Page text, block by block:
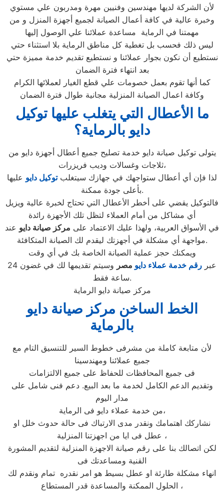
لأن الشركة لديها مهندسين وفنيين مهرة ومدربون علي مستوي
وخبرة عالية في كافة أعمال الصيانة لجميع أجهزة المنزل و من
مهمتنا في الرماية مساعدة عملائنا علي الوصول إليها
ليس ذلك فحسب بل تغطية كل مناطق الرماية بلا استثناء حتي
نستطيع أن نكون بجوار عملائنا و نستطيع تقديم خدمة مميزة حتي
بعد انتهاء فترة الضمان
كما أنها تقوم بعمل خصومات علي قطع الغيار لعملائها الكرام
وكافة اعمال الصيانة المنزلية مجانية طوال فترة الضمان
ما الأعطال التي يتغلب عليها توكيل
دايو بالرماية؟
يتولى توكيل صيانة دايو خدمة تصليح جميع أعطال أجهزة دايو من
ثلاجات وغسالات وديب فريزرات،
لذا فإن أي أعطال ستواجهك في جهازك سيتغلبتوكيل دايو عليها
بأعلى جودة ممكنة.
فالتوكيل يقضي على أخطر الأعطال التي تحتاج لخبرة عالية ويزيل
أي مشاكل من أمام العملاء لتظل تلك الأجهزة رائدة
في الأسواق العربية، ولهذا عليك الاعتماد على مركز صيانة دايو عند
مواجهة أي مشكلة في أجهزتك ليقدم لك الصيانة المتكافئة.
ويمكنك حجز عملية الصيانة الخاصة بك في أي وقت
عبر رقم خدمة عملاء دايو مصر
وسيتم تقديمها لك في غضون 24
ساعة فقط.
مركز صيانة دايو الرماية
الخط الساخن مركز صيانة دايو
بالرماية
لأن متابعة كاملة من مشرفى خطوط السير للتنسيق التام مع
جميع عملائنا ومهندسينا
فى جميع المحافظات للحفاظ على جميع الالتزامات
وتقديم الدعم الكامل لخدمة ما بعد البيع. دعم فنى شامل على
مدار اليوم
من خدمة عملاء دايو فى الرماية،
نشاركك اهتمامك ونقدر مدى الارتباك فى حالة حدوث خلل او
عطل فى ايا من اجهزتنا المنزلية ،
لكن اتصالك بنا على رقم صيانة الاجهزة المنزلية لتقديم المشورة
القنية ومساعدتك فى
انهاء مشكلة طارئة او عطل بسيط هو امر نقدره تمام ونقدم لك
الحلول الممكنة والمساعدة قدر المستطاع ،